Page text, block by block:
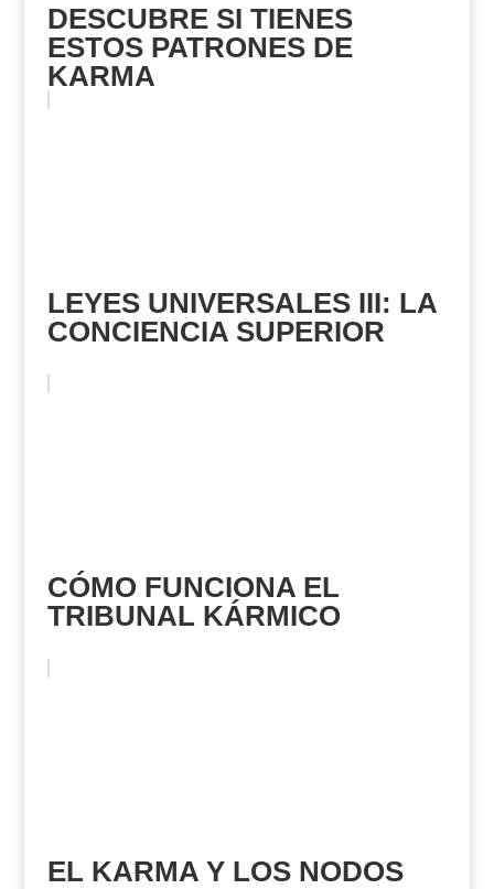
DESCUBRE SI TIENES
ESTOS PATRONES DE
KARMA
LEYES UNIVERSALES III: LA
CONCIENCIA SUPERIOR
CÓMO FUNCIONA EL
TRIBUNAL KÁRMICO
EL KARMA Y LOS NODOS